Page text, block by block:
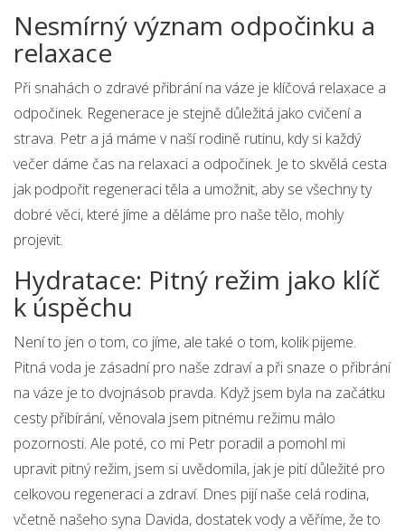
Nesmírný význam odpočinku a
relaxace
Při snahách o zdravé přibrání na váze je klíčová relaxace a
odpočinek. Regenerace je stejně důležitá jako cvičení a
strava. Petr a já máme v naší rodině rutinu, kdy si každý
večer dáme čas na relaxaci a odpočinek. Je to skvělá cesta
jak podpořit regeneraci těla a umožnit, aby se všechny ty
dobré věci, které jíme a děláme pro naše tělo, mohly
projevit.
Hydratace: Pitný režim jako klíč
k úspěchu
Není to jen o tom, co jíme, ale také o tom, kolik pijeme.
Pitná voda je zásadní pro naše zdraví a při snaze o přibrání
na váze je to dvojnásob pravda. Když jsem byla na začátku
cesty přibírání, věnovala jsem pitnému režimu málo
pozornosti. Ale poté, co mi Petr poradil a pomohl mi
upravit pitný režim, jsem si uvědomila, jak je pití důležité pro
celkovou regeneraci a zdraví. Dnes pijí naše celá rodina,
včetně našeho syna Davida, dostatek vody a věříme, že to